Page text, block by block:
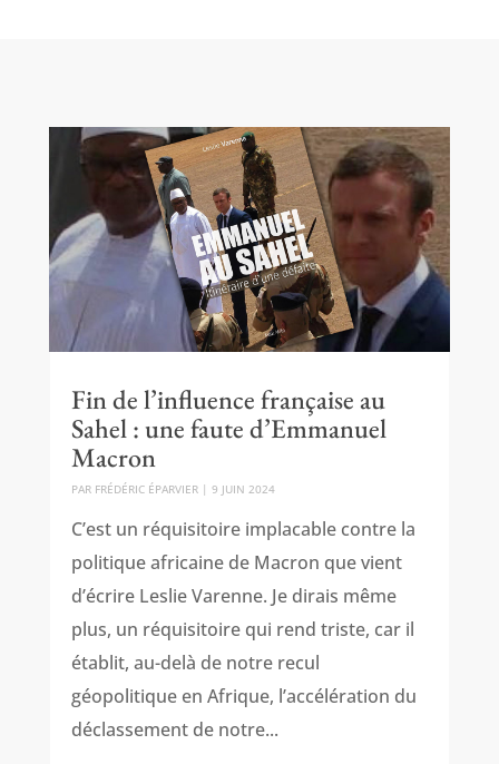
Fin de l’influence française au
Sahel : une faute d’Emmanuel
Macron
PAR FRÉDÉRIC ÉPARVIER| 9 JUIN 2024
C’est un réquisitoire implacable contre la
politique africaine de Macron que vient
d’écrire Leslie Varenne. Je dirais même
plus, un réquisitoire qui rend triste, car il
établit, au-delà de notre recul
géopolitique en Afrique, l’accélération du
déclassement de notre...